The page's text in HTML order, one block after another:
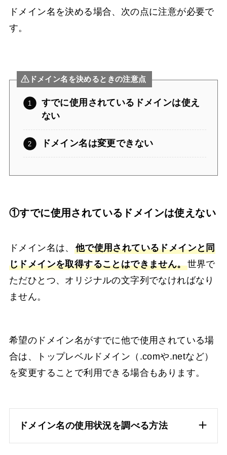
ドメイン名を決める場合、次の点に注意が必要で
す。
ドメイン名を決めるときの注意点
すでに使用されているドメインは使え
ない
ドメイン名は変更できない
①すでに使用されているドメインは使えない
ドメイン名は、 他で使用されているドメインと同
じドメインを取得することはできません。世界で
ただひとつ、オリジナルの文字列でなければなり
ません。
希望のドメイン名がすでに他で使用されている場
合は、トップレベルドメイン（.comや.netなど）
を変更することで利用できる場合もあります。
ドメイン名の使用状況を調べる方法